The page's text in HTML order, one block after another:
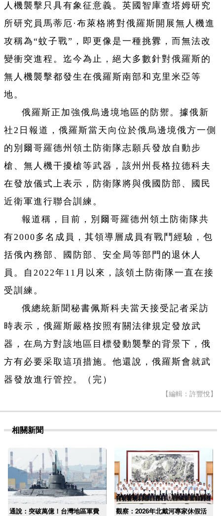
人機襲擊只具有象征意義。英國智庫查塔姆研究
所研究員馬蒂厄·布萊格將對俄羅斯開展無人機進
攻稱為“蚊子戰”，即更像是一種挑釁，而無法改
變衝突進程。迄今為止，絕大多數針對俄羅斯的
無人機襲擊都發生在俄羅斯南部和克里米亞等
地。
俄羅斯正加強俄烏邊境地區的防禦。據俄新
社2日報道，俄羅斯當天向位於俄烏邊境俄方一側
的別爾哥羅德州領土防衛隊志願兵發放自動步
槍、無人機干擾槍等武器，該州州長格拉德科夫
在發放儀式上表示，防衛隊將與俄國防部、國民
近衛軍進行聯合訓練。
報道稱，目前，別爾哥羅德州領土防衛隊共
有2000多名成員，其領導層成員有戰鬥經驗，包
括俄內務部、國防部、安全局等部門的退休人
員。自2022年11月以來，該領土防衛隊一直在接
受訓練。
俄總統新聞秘書佩斯科夫當天接受記者采訪
時表示，俄羅斯嚴格按照有關法律規定發放武
器，在烏方對該地區目標發動襲擊的背景下，俄
方有必要采取這項措施。他還說，俄羅斯會就武
器發放進行管控。（完）
【編輯：許豐悅】
相關新聞
通說：突破萬億！台灣地區軍費
觀察：2026年北戴河專家休假活